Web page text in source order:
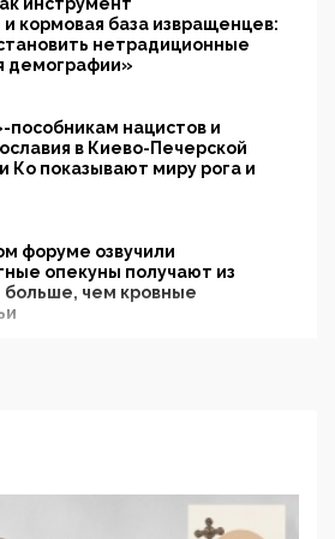
кормовая база извращенцев:
нетрадиционные
демографии»
пособникам нацистов и
в Киево-Печерской
Ко показывают миру рога и
форуме озвучили
опекуны получают из
чем кровные
ЮНЕСКО в России, но
определять